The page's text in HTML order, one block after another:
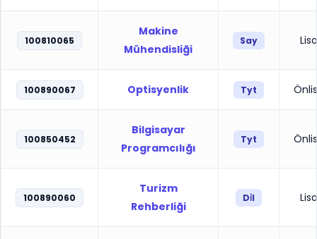
100810065
Makine
Mühendisliği
Say
100890067 Optisyenlik Tyt
100850452
Bilgisayar
Programcılığı
Tyt
100890060
Turizm
Rehberliği
Di̇l